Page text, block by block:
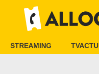
STREAMING TVACTU